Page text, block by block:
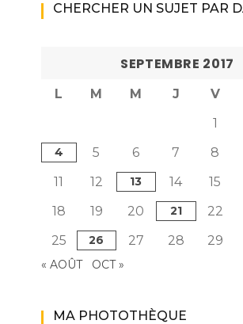
CHERCHER UN SUJET PAR
SEPTEMBRE 2017
L M M J V
1
4 5 6 7 8
11
12 13 14 15
18
19 20 21 22
25
26 27 28 29
« AOÛT OCT »
MA PHOTOTHÈQUE